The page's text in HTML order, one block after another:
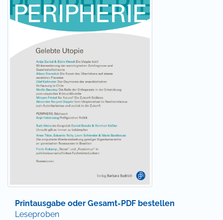
Printausgabe oder Gesamt-PDF bestellen
Leseproben